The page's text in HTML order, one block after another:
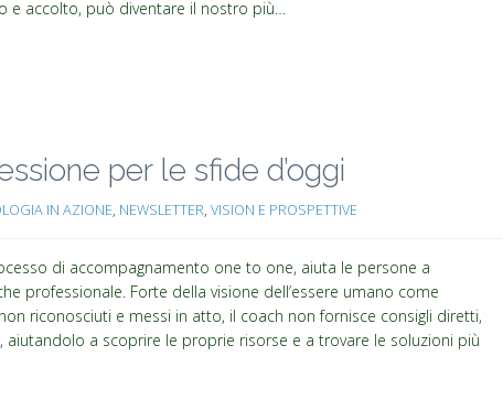
e accolto, può diventare il nostro più…
per le sfide d’oggi
IN AZIONE, NEWSLETTER, VISION E PROSPETTIVE
di accompagnamento one to one, aiuta le persone a
professionale. Forte della visione dell’essere umano come
riconosciuti e messi in atto, il coach non fornisce consigli diretti,
aiutandolo a scoprire le proprie risorse e a trovare le soluzioni più